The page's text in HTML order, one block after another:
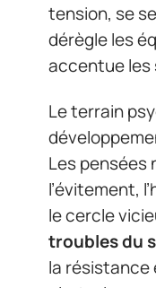
tension, se
dérègle les
accentue les
Le terrain
Les pensées
l’évitement,
le cercle
troubles du
la résistance